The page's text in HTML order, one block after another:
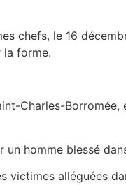
chefs, le 16
la forme.
Charles-Borromée,
homme blessé
victimes alléguées